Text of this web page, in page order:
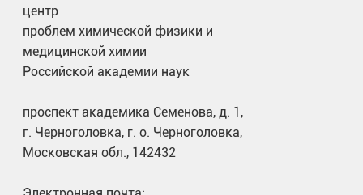
центр
проблем химической физики и
медицинской химии
Российской академии наук
проспект академика Семенова, д. 1,
г. Черноголовка, г. о. Черноголовка,
Московская обл., 142432